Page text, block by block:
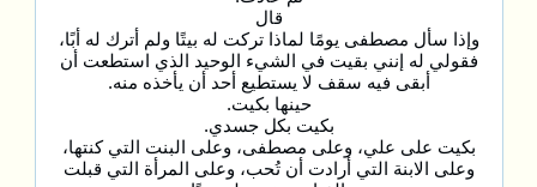
قال
وإذا سأل مصطفى يومًا لماذا تركت له بيتًا ولم أترك له أبًا،
فقولي له إنني بقيت في الشيء الوحيد الذي استطعت أن
أبقى فيه سقف لا يستطيع أحد أن يأخذه منه.
حينها بكيت.
بكيت بكل جسدي.
بكيت على علي، وعلى مصطفى، وعلى البنت التي كنتها،
وعلى الابنة التي أرادت أن تُحب، وعلى المرأة التي قبلت